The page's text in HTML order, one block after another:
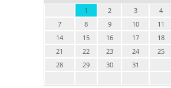
1
2 3 4
7
8 9 10 11
14
15 16 17 18
21
22 23 24 25
28
29 30 31